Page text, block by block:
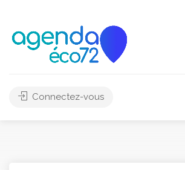
Connectez-vous